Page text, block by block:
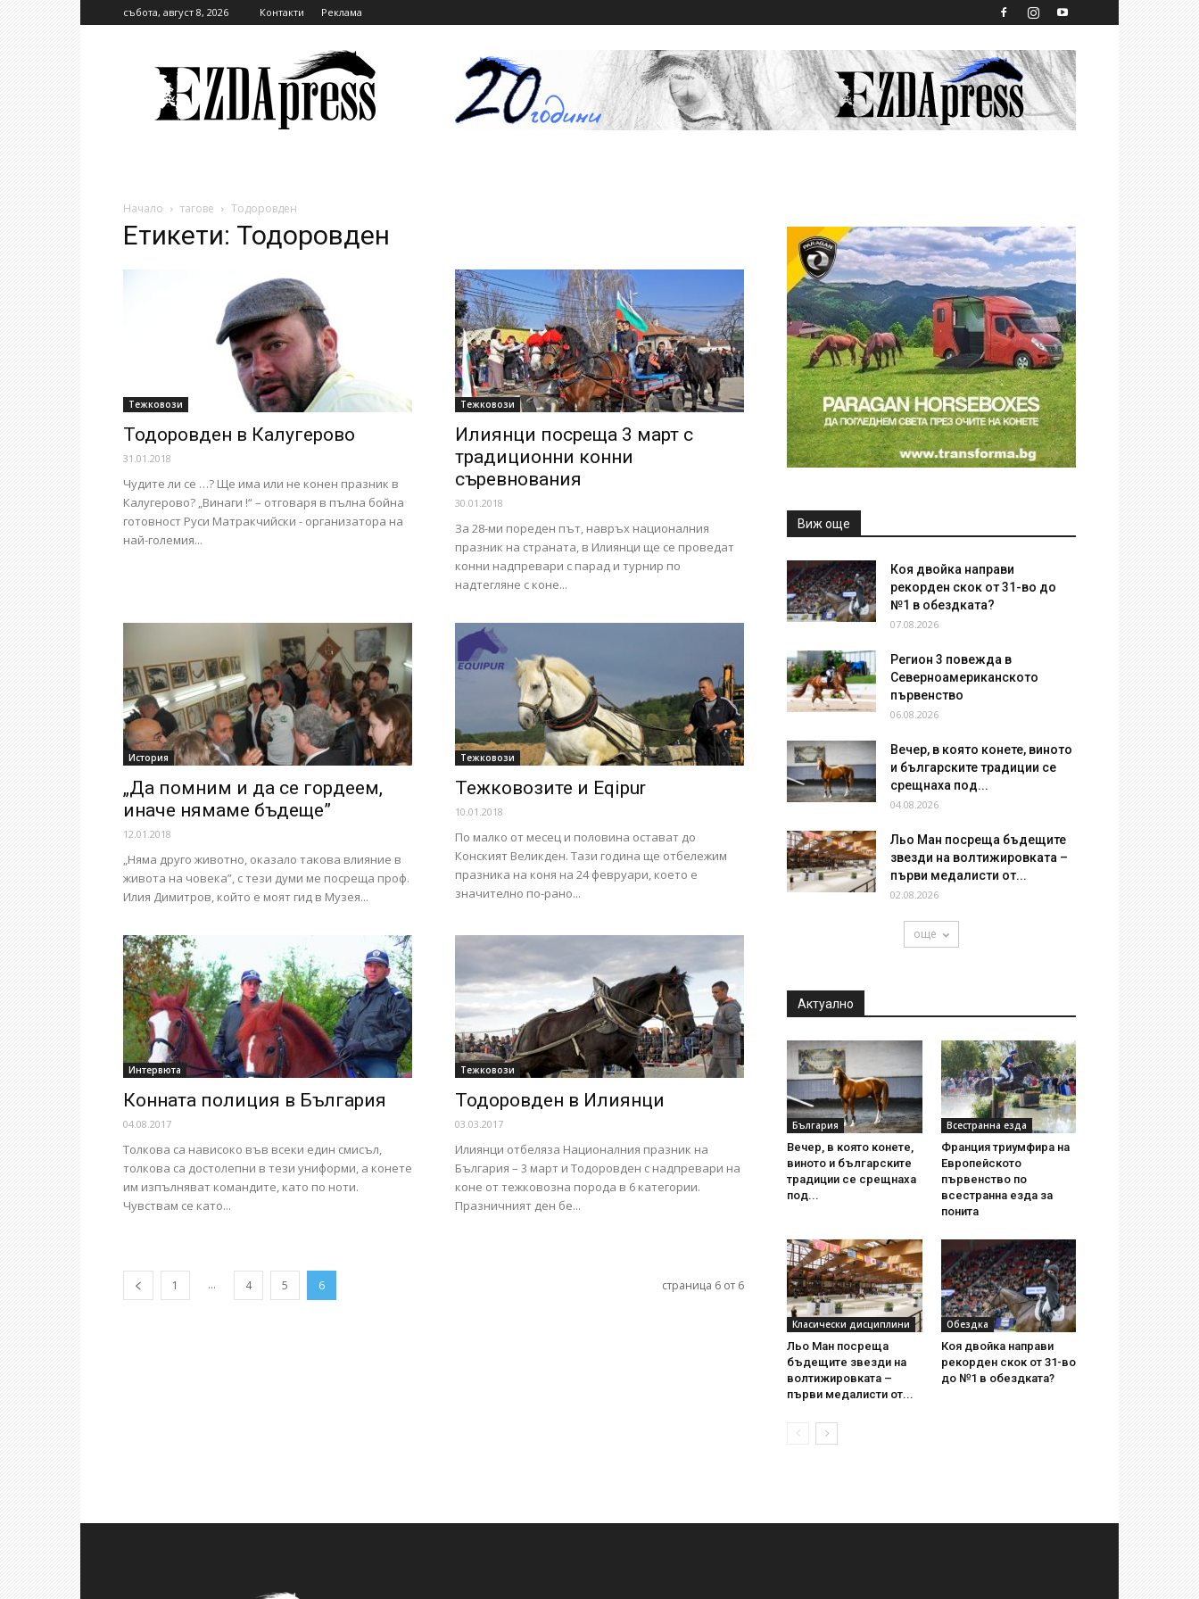
събота, август 8, 2026 Контакти Реклама
Начало тагове Тодоровден
Етикети: Тодоровден
Тежковози
Тодоровден в Калугерово
31.01.2018
Чудите ли се …? Ще има или не конен празник в
Калугерово? „Винаги !“ – отговаря в пълна бойна
готовност Руси Матракчийски - организатора на
най-големия...
Тежковози
Илиянци посреща 3 март с
традиционни конни
съревнования
30.01.2018
За 28-ми пореден път, навръх националния
празник на страната, в Илиянци ще се проведат
конни надпревари с парад и турнир по
надтегляне с коне...
История
„Да помним и да се гордеем,
иначе нямаме бъдеще”
12.01.2018
„Няма друго животно, оказало такова влияние в
живота на човека”, с тези думи ме посреща проф.
Илия Димитров, който е моят гид в Музея...
Тежковози
Тежковозите и Eqipur
10.01.2018
По малко от месец и половина остават до
Конският Великден. Тази година ще отбележим
празника на коня на 24 февруари, което е
значително по-рано...
Интервюта
Конната полиция в България
04.08.2017
Толкова са нависоко във всеки един смисъл,
толкова са достолепни в тези униформи, а конете
им изпълняват командите, като по ноти.
Чувствам се като...
Тежковози
Тодоровден в Илиянци
03.03.2017
Илиянци отбеляза Националния празник на
България – 3 март и Тодоровден с надпревари на
коне от тежковозна порода в 6 категории.
Празничният ден бе...
1 ... 4 5 6 страница 6 от 6
Виж още
Коя двойка направи
рекорден скок от 31-во до
№1 в обездката?
07.08.2026
Регион 3 повежда в
Северноамериканското
първенство
06.08.2026
Вечер, в която конете, виното
и българските традиции се
срещнаха под...
04.08.2026
Льо Ман посреща бъдещите
звезди на волтижировката –
първи медалисти от...
02.08.2026
още
Актуално
България
Вечер, в която конете,
виното и българските
традиции се срещнаха
под...
Всестранна езда
Франция триумфира на
Европейското
първенство по
всестранна езда за
понита
Класически дисциплини
Льо Ман посреща
бъдещите звезди на
волтижировката –
първи медалисти от...
Обездка
Коя двойка направи
рекорден скок от 31-во
до №1 в обездката?